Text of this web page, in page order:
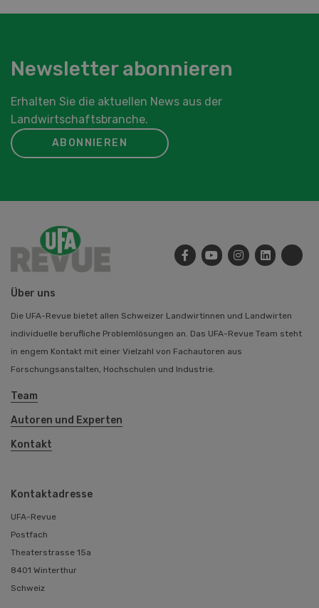
Newsletter abonnieren
Erhalten Sie die aktuellen News aus der
Landwirtschaftsbranche.
ABONNIEREN
Über uns
Die UFA-Revue bietet allen Schweizer Landwirtinnen und Landwirten
individuelle berufliche Problemlösungen an. Das UFA-Revue Team steht
in engem Kontakt mit einer Vielzahl von Fachautoren aus
Forschungsanstalten, Hochschulen und Industrie.
Team
Autoren und Experten
Kontakt
Kontaktadresse
UFA-Revue
Postfach
Theaterstrasse 15a
8401 Winterthur
Schweiz